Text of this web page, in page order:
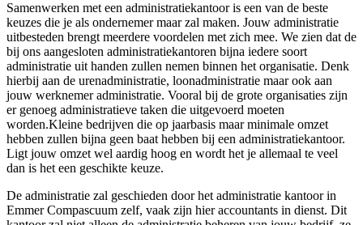
Samenwerken met een administratiekantoor is een van de beste
keuzes die je als ondernemer maar zal maken. Jouw administratie
uitbesteden brengt meerdere voordelen met zich mee. We zien dat de
bij ons aangesloten administratiekantoren bijna iedere soort
administratie uit handen zullen nemen binnen het organisatie. Denk
hierbij aan de urenadministratie, loonadministratie maar ook aan
jouw werknemer administratie. Vooral bij de grote organisaties zijn
er genoeg administratieve taken die uitgevoerd moeten
worden.Kleine bedrijven die op jaarbasis maar minimale omzet
hebben zullen bijna geen baat hebben bij een administratiekantoor.
Ligt jouw omzet wel aardig hoog en wordt het je allemaal te veel
dan is het een geschikte keuze.
De administratie zal geschieden door het administratie kantoor in
Emmer Compascuum zelf, vaak zijn hier accountants in dienst. Dit